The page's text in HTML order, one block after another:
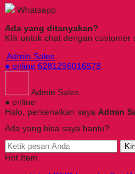
Whatsapp
Ada yang ditanyakan?
Klik untuk chat dengan customer
Admin Sales
● online 6281296016578
Admin Sales
● online
Halo, perkenalkan saya Admin
Ada yang bisa saya bantu?
Hot Item